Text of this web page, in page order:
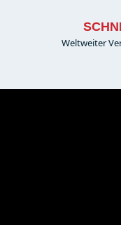
Weltweiter